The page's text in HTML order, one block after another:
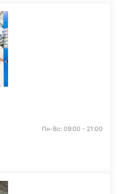
Пн-Вс: 09:00 - 21:00